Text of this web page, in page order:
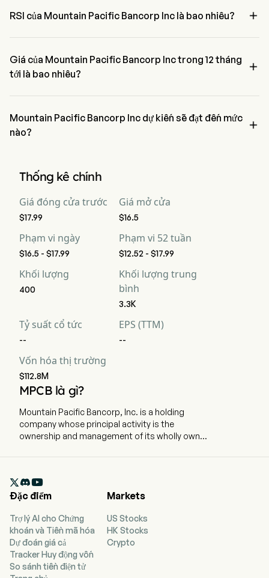
RSI của Mountain Pacific Bancorp Inc là bao nhiêu? 
Giá của Mountain Pacific Bancorp Inc trong 12 tháng
tới là bao nhiêu?

Mountain Pacific Bancorp Inc dự kiến sẽ đạt đến mức
nào?

Thống kê chính
Giá đóng cửa trước
$17.99
Giá mở cửa
$16.5
Phạm vi ngày
$16.5 - $17.99
Phạm vi 52 tuần
$12.52 - $17.99
Khối lượng
400
Khối lượng trung
bình
3.3K
Tỷ suất cổ tức
--
EPS (TTM)
--
Vốn hóa thị trường
$112.8M
MPCB là gì?
Mountain Pacific Bancorp, Inc. is a holding
company whose principal activity is the
ownership and management of its wholly owned
subsidiaries, Mountain Pacific Bank (the Bank)
and Mountain Pacific Insurance Services, Inc
services to individual and corporate customers
through its headquarters in Everett, and full-
service branches in Lynnwood, the Ballard
neighborhood of Seattle, Burlington, and
Bellingham. Its MPIS is a specialty surplus lines

Đặc điểm
Trợ lý AI cho Chứng
khoán và Tiền mã hóa
Dự đoán giá cả
Tracker Huy động vốn
So sánh tiền điện tử
Markets
US Stocks
HK Stocks
Crypto